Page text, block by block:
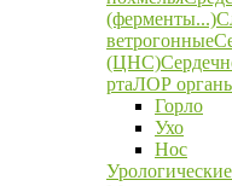
(ферменты...)
ветрогонные
(ЦНС)
ртаЛОР
Горло
Ухо
Нос
Урологические